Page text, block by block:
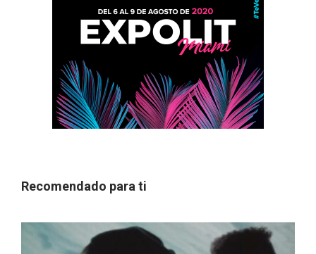
Recomendado para ti